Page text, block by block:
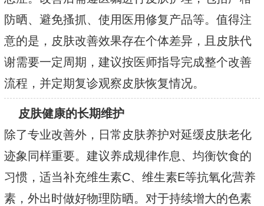
防晒、避免搔抓、使用医用修复产品等。值得注
意的是，皮肤改善效果存在个体差异，且皮肤代
谢需要一定周期，建议按医师指导完成整个改善
流程，并定期复诊观察皮肤恢复情况。
皮肤健康的长期维护
除了专业改善外，日常皮肤养护对延缓皮肤老化
迹象同样重要。建议养成规律作息、均衡饮食的
习惯，适当补充维生素C、维生素E等抗氧化营养
素，外出时做好物理防晒。对于持续增大的色素